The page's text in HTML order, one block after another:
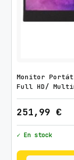
Monitor
Full HD/
251,99 €
✓ En stock